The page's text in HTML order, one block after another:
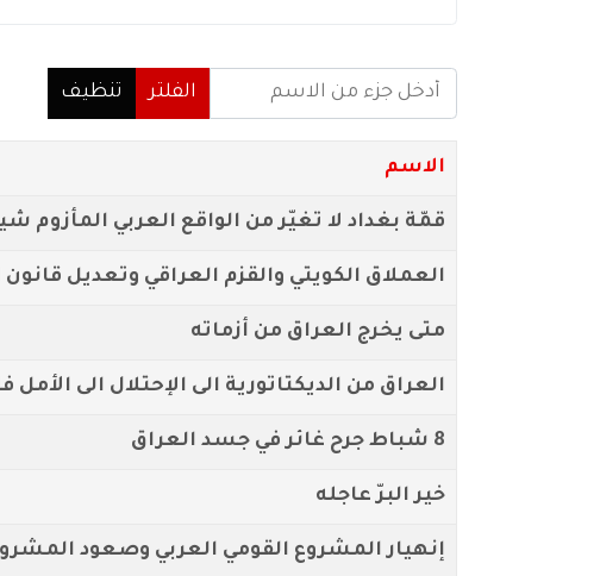
أدخل جزء من الاسم
الفلتر تنظيف
الاسم
قمّة بغداد لا تغيّر من الواقع العربي المأزوم
العملاق الكويتي والقزم العراقي وتعديل
متى يخرج العراق من أزماته
العراق من الديكتاتورية الى الإحتلال الى الأمل
8 شباط جرح غائر في جسد العراق
خير البرّ عاجله
إنهيار المشروع القومي العربي وصعود